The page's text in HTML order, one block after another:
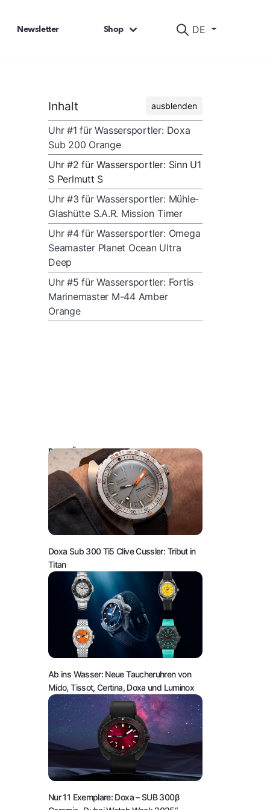
DE
Newsletter Shop
Inhalt ausblenden
Uhr #1 für Wassersportler: Doxa
Sub 200 Orange
Uhr #2 für Wassersportler: Sinn U1
S Perlmutt S
Uhr #3 für Wassersportler: Mühle-
Glashütte S.A.R. Mission Timer
Uhr #4 für Wassersportler: Omega
Seamaster Planet Ocean Ultra
Deep
Uhr #5 für Wassersportler: Fortis
Marinemaster M-44 Amber
Orange
DAS KÖNNTE SIE AUCH INTERESSIEREN:
Doxa Sub 300 Ti5 Clive Cussler: Tribut in
Titan
Ab ins Wasser: Neue Taucheruhren von
Mido, Tissot, Certina, Doxa und Luminox
Nur 11 Exemplare: Doxa – SUB 300β